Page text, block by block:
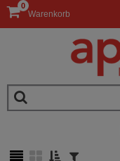
Warenkorb
0